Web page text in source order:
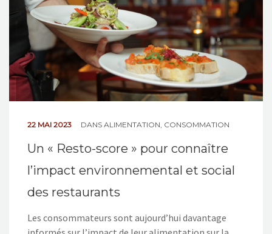
22 MAI 2023 DANS ALIMENTATION, CONSOMMATION
Un « Resto-score » pour connaître
l’impact environnemental et social
des restaurants
Les consommateurs sont aujourd’hui davantage